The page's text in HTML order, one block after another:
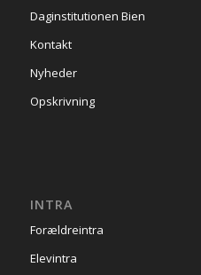
Daginstitutionen Bien
Kontakt
Nyheder
Opskrivning
INTRA
Forældreintra
Elevintra